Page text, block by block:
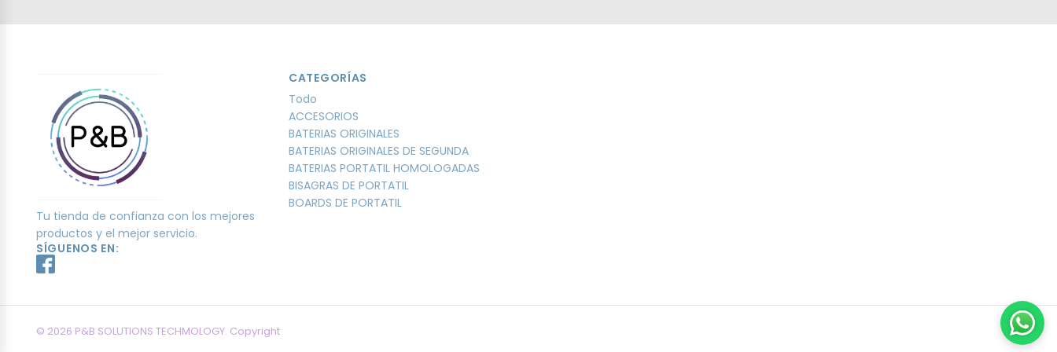
Tu tienda de confianza con los mejores
productos y el mejor servicio.
SÍGUENOS EN:
CATEGORÍAS
Todo
ACCESORIOS
BATERIAS ORIGINALES
BATERIAS ORIGINALES DE SEGUNDA
BATERIAS PORTATIL HOMOLOGADAS
BISAGRAS DE PORTATIL
BOARDS DE PORTATIL
© 2026 P&B SOLUTIONS TECHMOLOGY. Copyright